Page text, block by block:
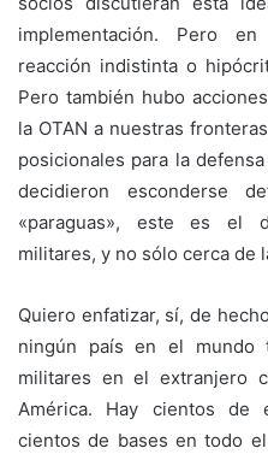
implementación. Pero
reacción indistinta o
Pero también hubo
la OTAN a nuestras
posicionales para la
decidieron esconderse
«paraguas», este es el
militares, y no sólo cerca de
Quiero enfatizar, sí, de
ningún país en el mundo
militares en el extranjero
América. Hay cientos de
cientos de bases en todo